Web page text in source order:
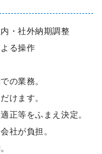
・社外納期調整
る操作
の業務。
けます。
正等をふまえ決定。
社が負担。